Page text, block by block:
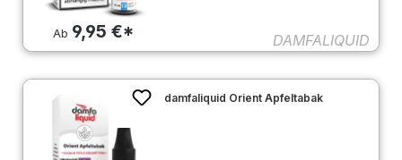
Ab 9,95 €* DAMFALIQUID
damfaliquid Orient Apfeltabak